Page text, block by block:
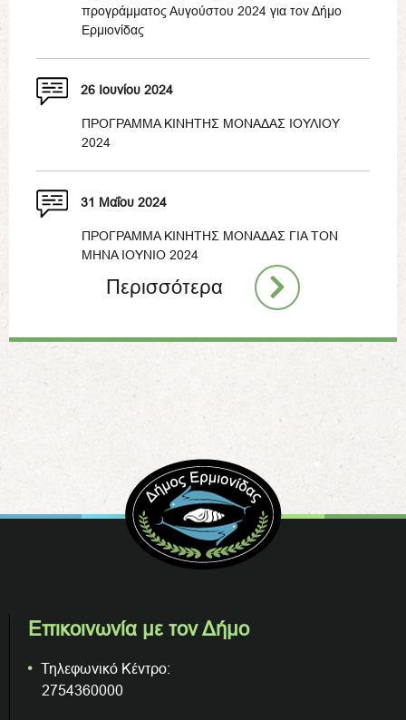
προγράμματος Αυγούστου 2024 για τον Δήμο
Ερμιονίδας
26 Ιουνίου 2024
ΠΡΟΓΡΑΜΜΑ ΚΙΝΗΤΗΣ ΜΟΝΑΔΑΣ ΙΟΥΛΙΟΥ
2024
31 Μαΐου 2024
ΠΡΟΓΡΑΜΜΑ ΚΙΝΗΤΗΣ ΜΟΝΑΔΑΣ ΓΙΑ ΤΟΝ
ΜΗΝΑ ΙΟΥΝΙΟ 2024
Περισσότερα
Επικοινωνία με τον Δήμο
Τηλεφωνικό Κέντρο:
2754360000